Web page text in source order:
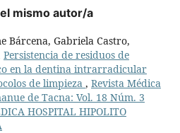
mismo autor/a
Bárcena, Gabriela Castro,
Persistencia de residuos de
en la dentina intrarradicular
de limpieza , Revista Médica
de Tacna: Vol. 18 Núm. 3
HOSPITAL HIPOLITO